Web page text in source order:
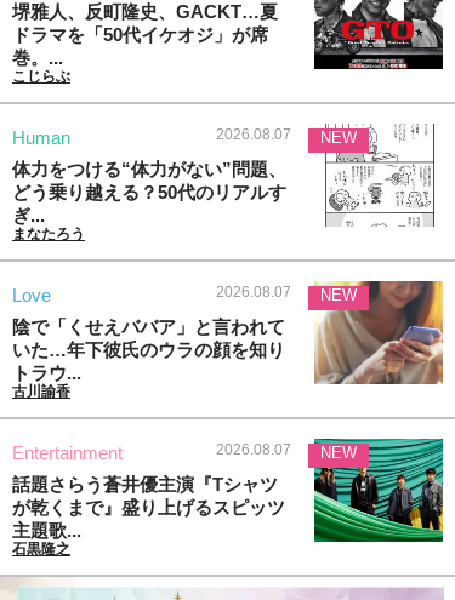
堺雅人、反町隆史、GACKT…夏
ドラマを「50代イケオジ」が席
巻。...
こじらぶ
Human 2026.08.07
体力をつける“体力がない”問題、
どう乗り越える？50代のリアルす
ぎ...
まなたろう
NEW
Love 2026.08.07
陰で「くせえババア」と言われて
いた…年下彼氏のウラの顔を知り
トラウ...
古川諭香
NEW
Entertainment 2026.08.07
話題さらう蒼井優主演『Tシャツ
が乾くまで』盛り上げるスピッツ
主題歌...
石黒隆之
NEW